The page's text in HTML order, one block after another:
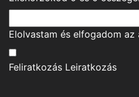
Elolvastam és elfogadom az
Feliratkozás Leiratkozás